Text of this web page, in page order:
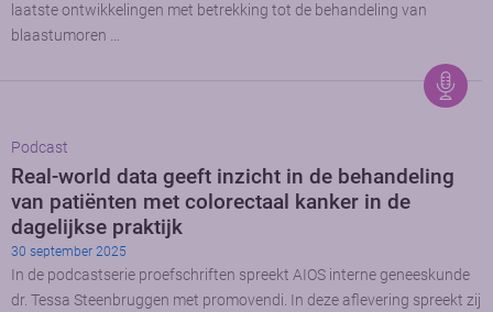
laatste ontwikkelingen met betrekking tot de behandeling van
blaastumoren …
Podcast
Real-world data geeft inzicht in de behandeling
van patiënten met colorectaal kanker in de
dagelijkse praktijk
30 september 2025
In de podcastserie proefschriften spreekt AIOS interne geneeskunde
dr. Tessa Steenbruggen met promovendi. In deze aflevering spreekt zij